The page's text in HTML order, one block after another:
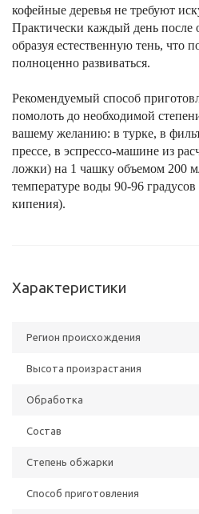
кофейные деревья не требуют
Практически каждый день после
образуя естественную тень, что
полноценно развиваться.
Рекомендуемый способ
помолоть до необходимой
вашему желанию: в турке, в
прессе, в эспрессо-машине из
ложки) на 1 чашку объемом 200
температуре воды 90-96
кипения).
Характеристики
Регион происхождения
Высота произрастания
Обработка
Состав
Степень обжарки
Способ приготовления